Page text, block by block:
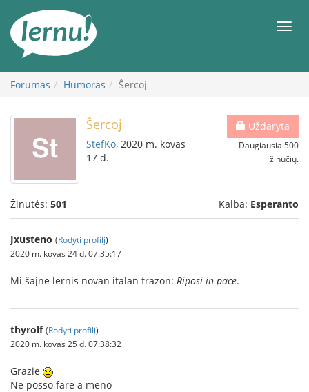
turinį
Forumas Humoras Ŝercoj
Uždaryta
Daugiausia 500
žinučių.
Ŝercoj
StefKo, 2020 m. kovas
17 d.
Žinutės: 501 Kalba: Esperanto
Jxusteno (Rodyti profilį)
2020 m. kovas 24 d. 07:35:17
Mi ŝajne lernis novan italan frazon: Riposi in pace.
thyrolf (Rodyti profilį)
2020 m. kovas 25 d. 07:38:32
Grazie
Ne posso fare a meno